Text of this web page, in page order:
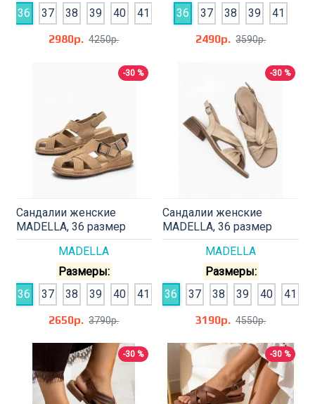
36
37 38 39 40
41
2980р. 4250р.
36
37 38 39
41
2490р. 3590р.
-30 %
MADELLA
Сандалии женские
MADELLA, 36 размер
Размеры:
36
37 38 39 40
41
2650р. 3790р.
-30 %
MADELLA
Сандалии женские
MADELLA, 36 размер
Размеры:
36
37 38 39 40
41
3190р. 4550р.
-30 % -30 %